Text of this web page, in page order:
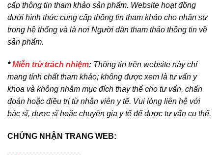
cấp thông tin tham khảo sản phẩm. Website hoạt đồng
dưới hình thức cung cấp thông tin tham khảo cho nhân sự
trong hệ thống và là nơi Người dân tham thảo thông tin về
sản phẩm.
*Miễn trừ trách nhiệm: Thông tin trên website này chỉ
mang tính chất tham khảo; không được xem là tư vấn y
khoa và không nhằm mục đích thay thế cho tư vấn, chẩn
đoán hoặc điều trị từ nhân viên y tế. Vui lòng liên hệ với
bác sĩ, dược sĩ hoặc chuyên gia y tế để được tư vấn cụ thể.
CHỨNG NHẬN TRANG WEB: